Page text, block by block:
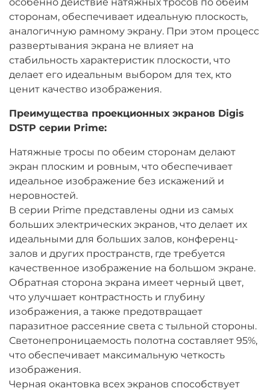
сторонам, обеспечивает идеальную плоскость,
аналогичную рамному экрану. При этом процесс
развертывания экрана не влияет на
стабильность характеристик плоскости, что
делает его идеальным выбором для тех, кто
ценит качество изображения.
Преимущества проекционных экранов Digis
DSTP серии Prime:
Натяжные тросы по обеим сторонам делают
экран плоским и ровным, что обеспечивает
идеальное изображение без искажений и
неровностей.
В серии Prime представлены одни из самых
больших электрических экранов, что делает их
идеальными для больших залов, конференц-
залов и других пространств, где требуется
качественное изображение на большом экране.
Обратная сторона экрана имеет черный цвет,
что улучшает контрастность и глубину
изображения, а также предотвращает
паразитное рассеяние света с тыльной стороны.
Светонепроницаемость полотна составляет 95%,
что обеспечивает максимальную четкость
изображения.
Черная окантовка всех экранов способствует